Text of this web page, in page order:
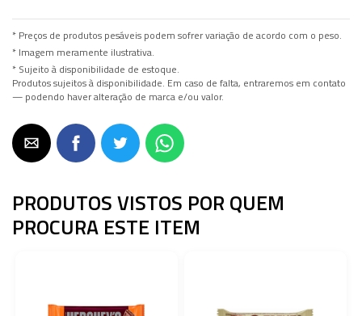
* Preços de produtos pesáveis podem sofrer variação de acordo com o peso.
* Imagem meramente ilustrativa.
* Sujeito à disponibilidade de estoque.
Produtos sujeitos à disponibilidade. Em caso de falta, entraremos em contato
— podendo haver alteração de marca e/ou valor.
PRODUTOS VISTOS POR QUEM
PROCURA ESTE ITEM